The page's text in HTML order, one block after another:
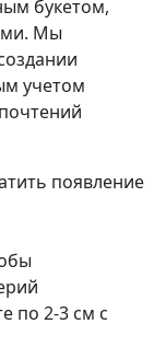
букетом,
Мы
учетом
появление
по 2-3 см с